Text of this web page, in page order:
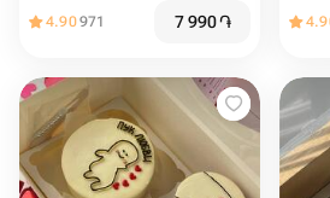
4.90971 7 990֏